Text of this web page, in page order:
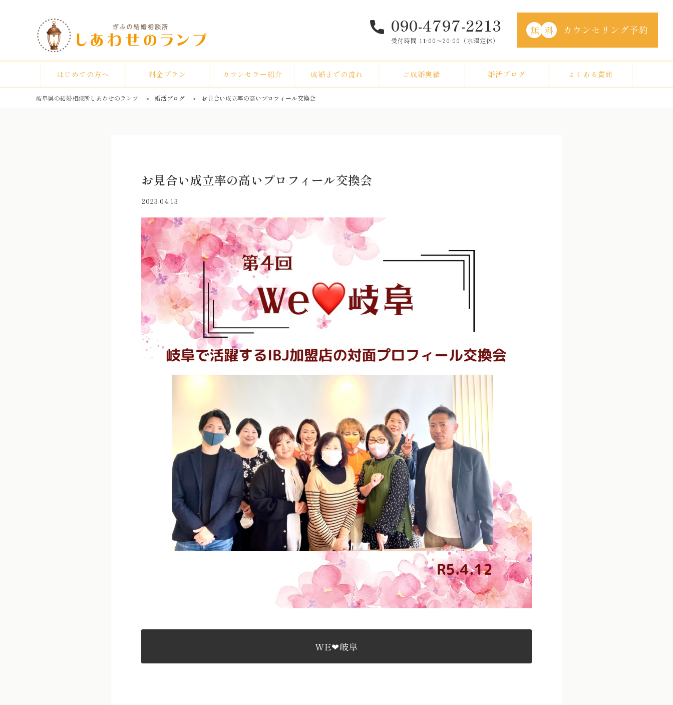
090-4797-2213
受付時間 11:00〜20:00（水曜定休）
カウンセリング予約
無 料
はじめての方へ 料金プラン カウンセラー紹介 成婚までの流れ ご成婚実績 婚活ブログ よくある質問
岐阜県の結婚相談所しあわせのランプ ＞ 婚活ブログ ＞ お見合い成立率の高いプロフィール交換会
お見合い成立率の高いプロフィール交換会
2023.04.13
WE❤︎岐阜